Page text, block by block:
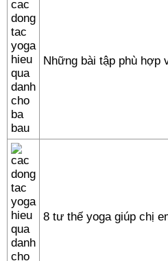
Những bài tập phù hợp
8 tư thế yoga giúp chị